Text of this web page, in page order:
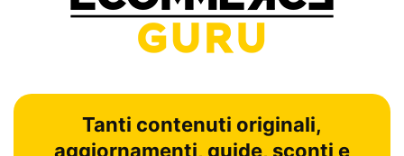
Tanti contenuti originali,
aggiornamenti, guide, sconti e